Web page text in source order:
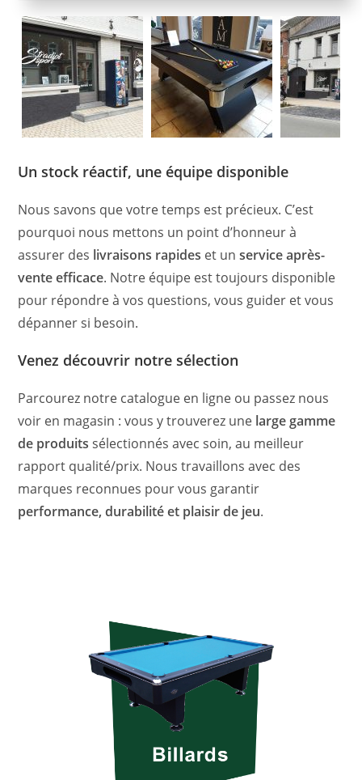
Un stock réactif, une équipe disponible
Nous savons que votre temps est précieux. C’est
pourquoi nous mettons un point d’honneur à
assurer des livraisons rapides et unservice après-
vente efficace. Notre équipe est toujours disponible
pour répondre à vos questions, vous guider et vous
dépanner si besoin.
Venez découvrir notre sélection
Parcourez notre catalogue en ligne ou passez nous
voir en magasin : vous y trouverez une large gamme
de produits sélectionnés avec soin, au meilleur
rapport qualité/prix. Nous travaillons avec des
marques reconnues pour vous garantir
performance, durabilité et plaisir de jeu.